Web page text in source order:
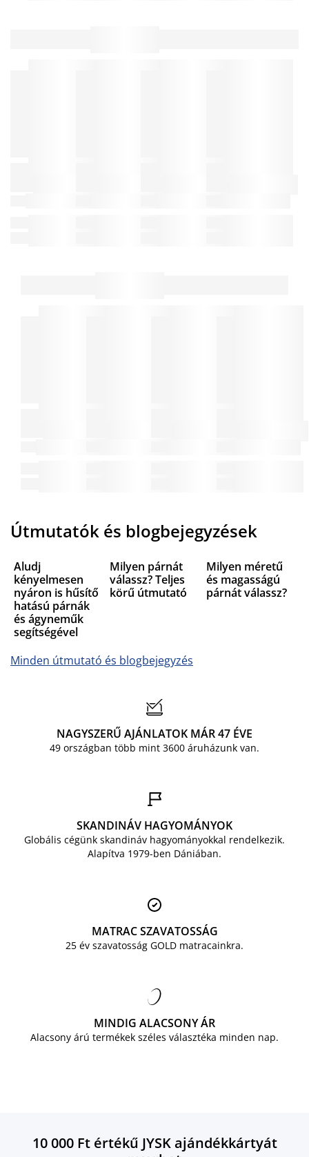
Útmutatók és blogbejegyzések
Aludj
kényelmesen
nyáron is hűsítő
hatású párnák
és ágyneműk
segítségével
Milyen párnát
válassz? Teljes
körű útmutató
Milyen méretű
és magasságú
párnát válassz?
Minden útmutató és blogbejegyzés
NAGYSZERŰ AJÁNLATOK MÁR 47 ÉVE
49 országban több mint 3600 áruházunk van.
SKANDINÁV HAGYOMÁNYOK
Globális cégünk skandináv hagyományokkal rendelkezik.
Alapítva 1979-ben Dániában.
MATRAC SZAVATOSSÁG
25 év szavatosság GOLD matracainkra.
MINDIG ALACSONY ÁR
Alacsony árú termékek széles választéka minden nap.
10 000 Ft értékű JYSK ajándékkártyát